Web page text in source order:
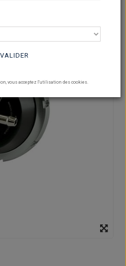
VALIDER
vous acceptez l'utilisation des cookies.